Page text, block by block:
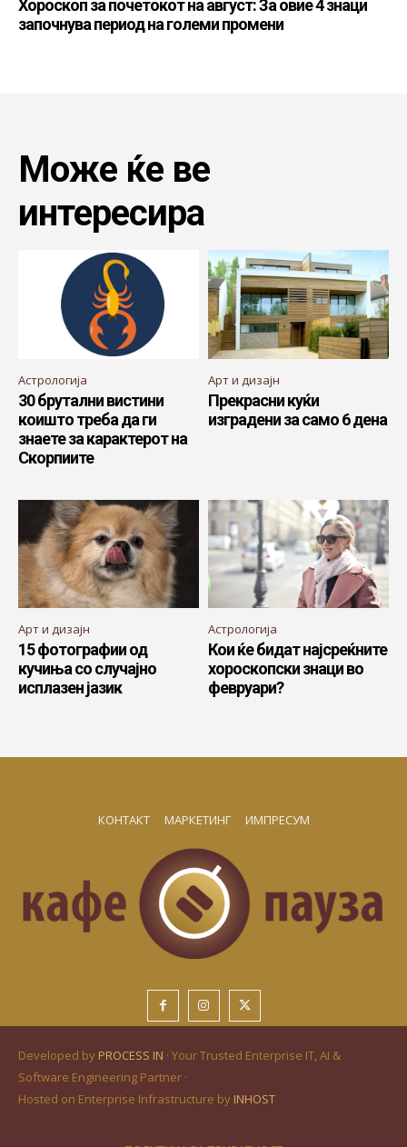
Хороскоп за почетокот на август: За овие 4 знаци
започнува период на големи промени
Може ќе ве
интересира
Астрологија
30 брутални вистини
коишто треба да ги
знаете за карактерот на
Скорпиите
Арт и дизајн
Прекрасни куќи
изградени за само 6 дена
Арт и дизајн
15 фотографии од
кучиња со случајно
исплазен јазик
Астрологија
Кои ќе бидат најсреќните
хороскопски знаци во
февруари?
КОНТАКТ МАРКЕТИНГ ИМПРЕСУМ
Developed by PROCESS IN · Your Trusted Enterprise IT, AI &
Software Engineering Partner ·
Hosted on Enterprise Infrastructure by INHOST